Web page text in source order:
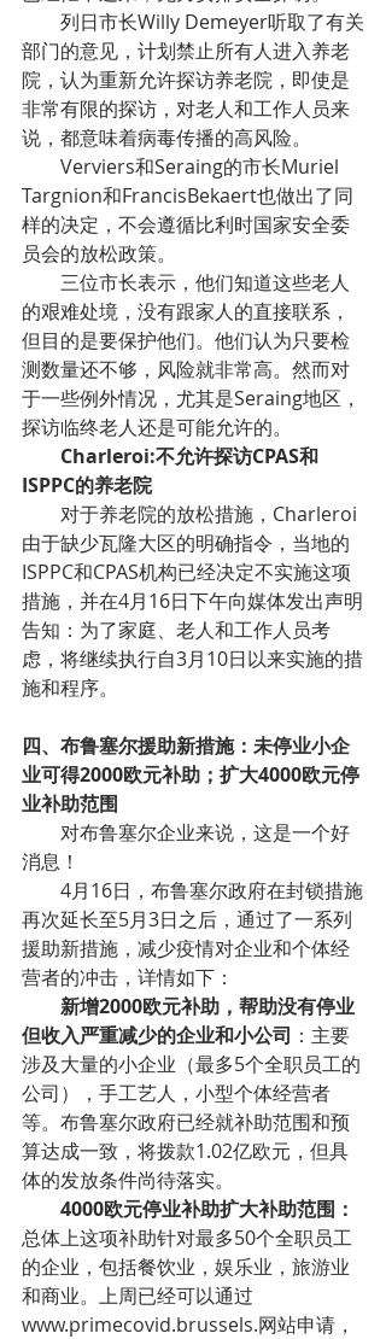
列日市长Willy Demeyer听取了有关
部门的意见，计划禁止所有人进入养老
院，认为重新允许探访养老院，即使是
非常有限的探访，对老人和工作人员来
说，都意味着病毒传播的高风险。
Verviers和Seraing的市长Muriel
Targnion和FrancisBekaert也做出了同
样的决定，不会遵循比利时国家安全委
员会的放松政策。
三位市长表示，他们知道这些老人
的艰难处境，没有跟家人的直接联系，
但目的是要保护他们。他们认为只要检
测数量还不够，风险就非常高。然而对
于一些例外情况，尤其是Seraing地区，
探访临终老人还是可能允许的。
Charleroi:不允许探访CPAS和
ISPPC的养老院
对于养老院的放松措施，Charleroi
由于缺少瓦隆大区的明确指令，当地的
ISPPC和CPAS机构已经决定不实施这项
措施，并在4月16日下午向媒体发出声明
告知：为了家庭、老人和工作人员考
虑，将继续执行自3月10日以来实施的措
施和程序。
四、布鲁塞尔援助新措施：未停业小企
业可得2000欧元补助；扩大4000欧元停
业补助范围
对布鲁塞尔企业来说，这是一个好
消息！
4月16日，布鲁塞尔政府在封锁措施
再次延长至5月3日之后，通过了一系列
援助新措施，减少疫情对企业和个体经
营者的冲击，详情如下：
新增2000欧元补助，帮助没有停业
但收入严重减少的企业和小公司 ：主要
涉及大量的小企业（最多5个全职员工的
公司），手工艺人，小型个体经营者
等。布鲁塞尔政府已经就补助范围和预
算达成一致，将拨款1.02亿欧元，但具
体的发放条件尚待落实。
4000欧元停业补助扩大补助范围：
总体上这项补助针对最多50个全职员工
的企业，包括餐饮业，娱乐业，旅游业
和商业。上周已经可以通过
www.primecovid.brussels.网站申请，